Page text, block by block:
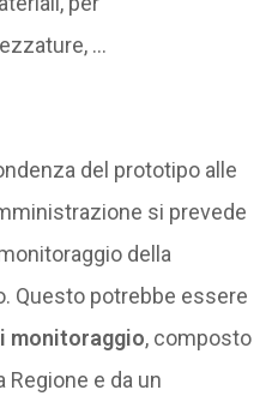
…
del prototipo alle
si prevede
della
Questo potrebbe essere
monitoraggio, composto
Regione e da un